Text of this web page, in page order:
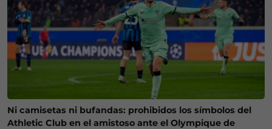
Ni camisetas ni bufandas: prohibidos los símbolos del
Athletic Club en el amistoso ante el Olympique de